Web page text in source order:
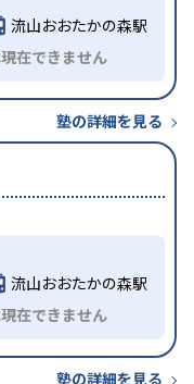
流山おおたかの森駅
在できません
塾の詳細を見る
流山おおたかの森駅
在できません
塾の詳細を見る